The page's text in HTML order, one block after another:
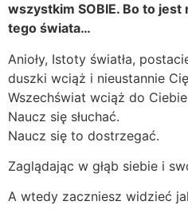
wszystkim SOBIE. Bo to
tego świata…
Anioły, Istoty światła,
duszki wciąż i nieustannie
Wszechświat wciąż do
Naucz się słuchać.
Naucz się to dostrzegać.
Zaglądając w głąb siebie i
A wtedy zaczniesz widzieć